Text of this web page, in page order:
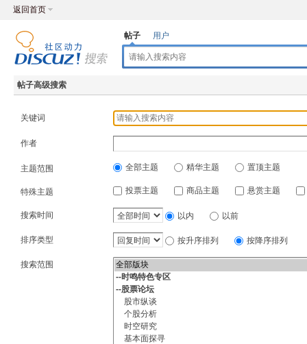
返回首页
帖子 用户
帖子高级搜索
关键词
作者
主题范围 全部主题 精华主题 置顶主题
特殊主题 投票主题 商品主题 悬赏主题
搜索时间 以内 以前
排序类型 按升序排列 按降序排列
搜索范围